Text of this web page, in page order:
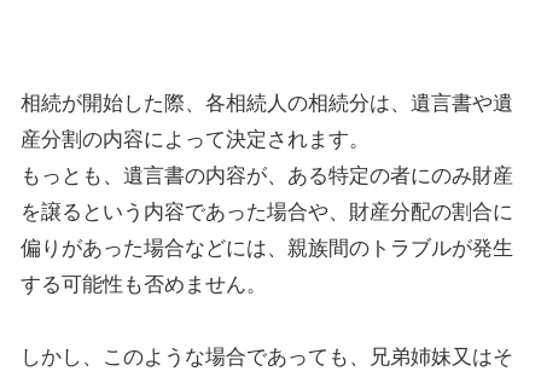
相続が開始した際、各相続人の相続分は、遺言書や遺
産分割の内容によって決定されます。
もっとも、遺言書の内容が、ある特定の者にのみ財産
を譲るという内容であった場合や、財産分配の割合に
偏りがあった場合などには、親族間のトラブルが発生
する可能性も否めません。
しかし、このような場合であっても、 兄弟姉妹又はそ